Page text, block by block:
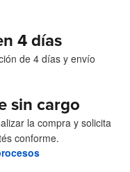
4 días
de 4 días y envío
sin cargo
la compra y solicita
conforme.